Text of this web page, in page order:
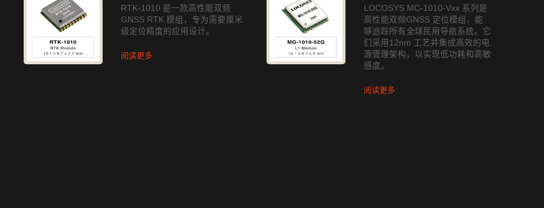
RTK-1010 是一款高性能双频
GNSS RTK 模组，专为需要厘米
级定位精度的应用设计。
阅读更多
LOCOSYS MC-1010-Vxx 系列是
高性能双频GNSS 定位模组，能
够追踪所有全球民用导航系统。它
们采用12nm 工艺并集成高效的电
源管理架构，以实现低功耗和高敏
感度。
阅读更多